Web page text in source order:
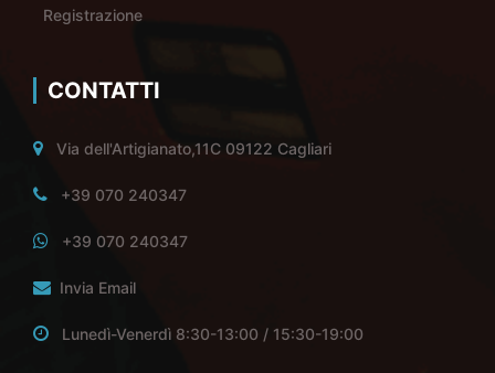
Registrazione
CONTATTI
Via dell'Artigianato,11C 09122 Cagliari
+39 070 240347
+39 070 240347
Invia Email
Lunedì-Venerdì 8:30-13:00 / 15:30-19:00